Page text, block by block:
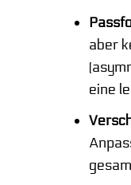
aber
eine